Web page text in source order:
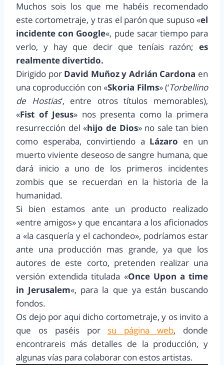
Muchos sois los que me habéis recomendado
este cortometraje, y tras el parón que supuso «el
incidente con Google«, pude sacar tiempo para
verlo, y hay que decir que teníais razón; es
realmente divertido.
Dirigido por David Muñoz y Adrián Cardona en
una coproducción con «Skoria Films» (‘Torbellino
de Hostias‘, entre otros títulos memorables),
«Fist of Jesus» nos presenta como la primera
resurrección del «hijo de Dios» no sale tan bien
como esperaba, convirtiendo a Lázaro en un
muerto viviente deseoso de sangre humana, que
dará inicio a uno de los primeros incidentes
zombis que se recuerdan en la historia de la
humanidad.
Si bien estamos ante un producto realizado
«entre amigos» y que encantara a los aficionados
a «la casquería y el cachondeo», podríamos estar
ante una producción mas grande, ya que los
autores de este corto, pretenden realizar una
versión extendida titulada «Once Upon a time
in Jerusalem«, para la que ya están buscando
fondos.
Os dejo por aqui dicho cortometraje, y os invito a
que os paséis por su página web, donde
encontrareis más detalles de la producción, y
algunas vías para colaborar con estos artistas.